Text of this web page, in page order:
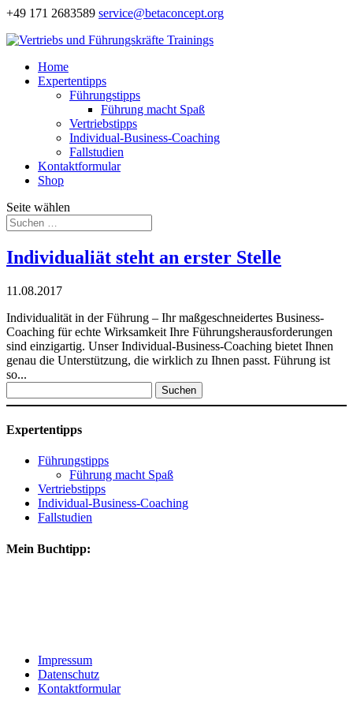
+49 171 2683589 service@betaconcept.org
Home
Expertentipps
Führungstipps
Führung macht Spaß
Vertriebstipps
Individual-Business-Coaching
Fallstudien
Kontaktformular
Shop
Seite wählen
Individualiät steht an erster Stelle
11.08.2017
Individualität in der Führung – Ihr maßgeschneidertes Business-
Coaching für echte Wirksamkeit Ihre Führungsherausforderungen
sind einzigartig. Unser Individual-Business-Coaching bietet Ihnen
genau die Unterstützung, die wirklich zu Ihnen passt. Führung ist
so...
nach:
Expertentipps
Führungstipps
Führung macht Spaß
Vertriebstipps
Individual-Business-Coaching
Fallstudien
Mein Buchtipp:
Impressum
Datenschutz
Kontaktformular